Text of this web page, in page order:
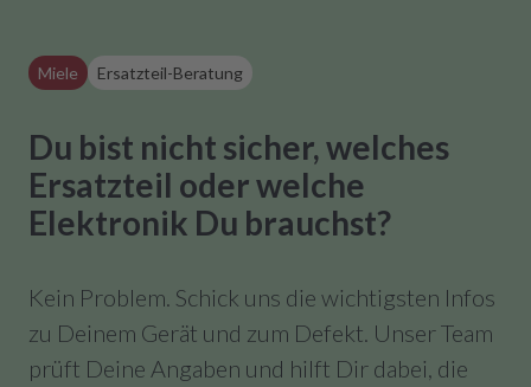
Miele Ersatzteil-Beratung
Du bist nicht sicher, welches
Ersatzteil oder welche
Elektronik Du brauchst?
Kein Problem. Schick uns die wichtigsten Infos
zu Deinem Gerät und zum Defekt. Unser Team
prüft Deine Angaben und hilft Dir dabei, die